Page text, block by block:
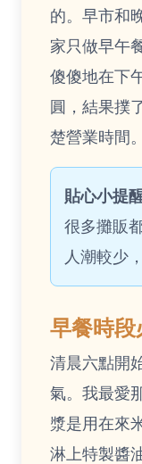
的。早市和
家只做早午
傻傻地在下
圓，結果撲
楚營業時間。
貼心小提
很多攤販
人潮較少
早餐時
清晨六點開
氣。我最愛
漿是用在來
淋上特製醬